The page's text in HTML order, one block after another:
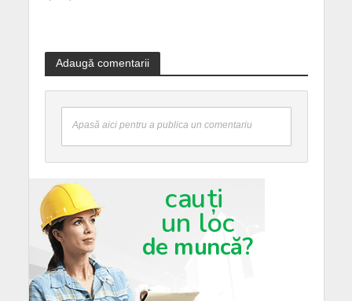
Adaugă comentarii
Apasă aici pentru a publica un comentariu